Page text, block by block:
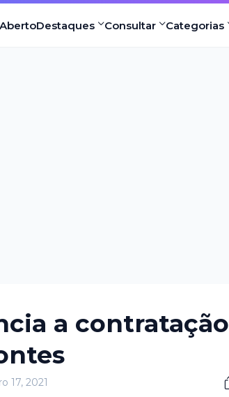
Destaques Consultar Categorias
a contratação
17, 2021